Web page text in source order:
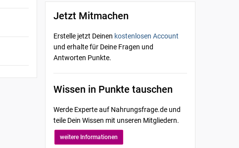
Jetzt Mitmachen
Erstelle jetzt Deinen kostenlosen Account
und erhalte für Deine Fragen und
Antworten Punkte.
Wissen in Punkte tauschen
Werde Experte auf Nahrungsfrage.de und
teile Dein Wissen mit unseren Mitgliedern.
weitere Informationen